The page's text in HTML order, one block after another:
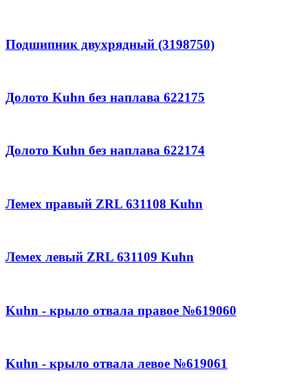
Подшипник двухрядный (3198750)
Долото Kuhn без наплава 622175
Долото Kuhn без наплава 622174
Лемех правый ZRL 631108 Kuhn
Лемех левый ZRL 631109 Kuhn
Kuhn - крыло отвала правое №619060
Kuhn - крыло отвала левое №619061